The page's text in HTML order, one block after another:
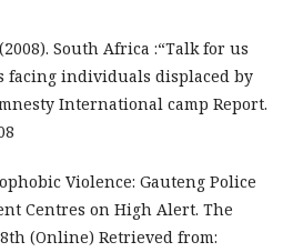
South Africa :“Talk for us
facing individuals displaced by
International camp Report.
Violence: Gauteng Police
Centres on High Alert. The
(Online) Retrieved from: